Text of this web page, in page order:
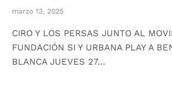
marzo 13, 2025
CIRO Y LOS PERSAS JUNTO AL
FUNDACIÓN SI Y URBANA PLAY A
BLANCA JUEVES 27…